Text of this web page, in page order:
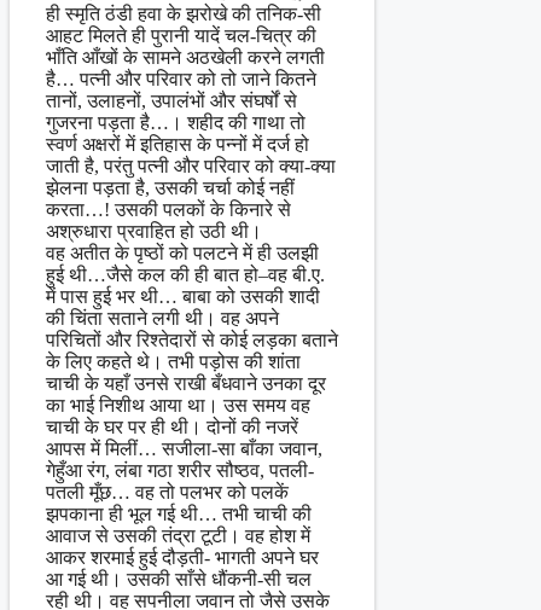
ही स्मृति ठंडी हवा के झरोखे की तनिक-सी
आहट मिलते ही पुरानी यादें चल-चित्र की
भाँति आँखों के सामने अठखेली करने लगती
है… पत्नी और परिवार को तो जाने कितने
तानों, उलाहनों, उपालंभों और संघर्षों से
गुजरना पड़ता है…। शहीद की गाथा तो
स्वर्ण अक्षरों में इतिहास के पन्नों में दर्ज हो
जाती है, परंतु पत्नी और परिवार को क्या-क्या
झेलना पड़ता है, उसकी चर्चा कोई नहीं
करता…! उसकी पलकों के किनारे से
अश्रुधारा प्रवाहित हो उठी थी।
वह अतीत के पृष्ठों को पलटने में ही उलझी
हुई थी…जैसे कल की ही बात हो–वह बी.ए.
में पास हुई भर थी… बाबा को उसकी शादी
की चिंता सताने लगी थी। वह अपने
परिचितों और रिश्तेदारों से कोई लड़का बताने
के लिए कहते थे। तभी पड़ोस की शांता
चाची के यहाँ उनसे राखी बँधवाने उनका दूर
का भाई निशीथ आया था। उस समय वह
चाची के घर पर ही थी। दोनों की नजरें
आपस में मिलीं… सजीला-सा बाँका जवान,
गेहुँआ रंग, लंबा गठा शरीर सौष्ठव, पतली-
पतली मूँछ… वह तो पलभर को पलकें
झपकाना ही भूल गई थी… तभी चाची की
आवाज से उसकी तंद्रा टूटी। वह होश में
आकर शरमाई हुई दौड़ती- भागती अपने घर
आ गई थी। उसकी साँसे धौंकनी-सी चल
रही थी। वह सपनीला जवान तो जैसे उसके